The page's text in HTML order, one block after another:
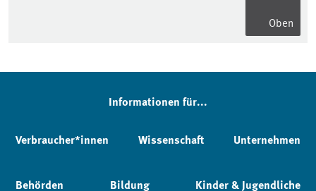
Oben
Informationen für...
Verbraucher*innen Wissenschaft Unternehmen
Behörden Bildung Kinder & Jugendliche